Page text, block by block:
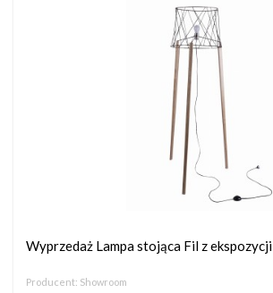
Wyprzedaż Lampa stojąca Fil z ekspozycji
Producent: Showroom